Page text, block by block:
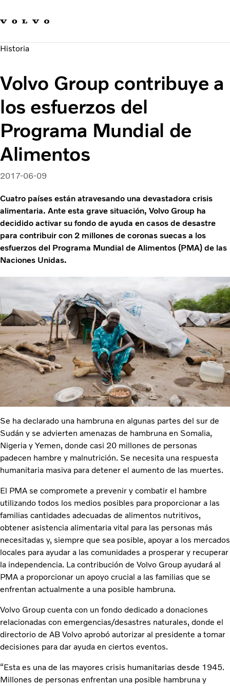
Innovación
Novedades y medios de comunicación
Acerca de nosotros
Historia
Volvo Group contribuye a
los esfuerzos del
Programa Mundial de
Alimentos
2017-06-09
Cuatro países están atravesando una devastadora crisis
alimentaria. Ante esta grave situación, Volvo Group ha
decidido activar su fondo de ayuda en casos de desastre
para contribuir con 2 millones de coronas suecas a los
esfuerzos del Programa Mundial de Alimentos (PMA) de las
Naciones Unidas.
Se ha declarado una hambruna en algunas partes del sur de
Sudán y se advierten amenazas de hambruna en Somalia,
Nigeria y Yemen, donde casi 20 millones de personas
padecen hambre y malnutrición. Se necesita una respuesta
humanitaria masiva para detener el aumento de las muertes.
El PMA se compromete a prevenir y combatir el hambre
utilizando todos los medios posibles para proporcionar a las
familias cantidades adecuadas de alimentos nutritivos,
obtener asistencia alimentaria vital para las personas más
necesitadas y, siempre que sea posible, apoyar a los mercados
locales para ayudar a las comunidades a prosperar y recuperar
la independencia. La contribución de Volvo Group ayudará al
PMA a proporcionar un apoyo crucial a las familias que se
enfrentan actualmente a una posible hambruna.
Volvo Group cuenta con un fondo dedicado a donaciones
relacionadas con emergencias/desastres naturales, donde el
directorio de AB Volvo aprobó autorizar al presidente a tomar
decisiones para dar ayuda en ciertos eventos.
“Esta es una de las mayores crisis humanitarias desde 1945.
Millones de personas enfrentan una posible hambruna y